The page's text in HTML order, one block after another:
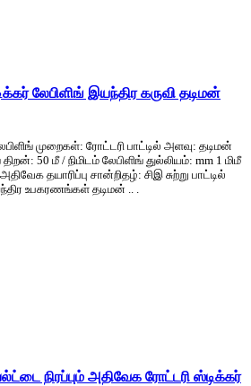
லேபிளிங் இயந்திர கருவி தடிமன்
முறைகள்: ரோட்டரி பாட்டில் அளவு: தடிமன்
50 மீ / நிமிடம் லேபிளிங் துல்லியம்: mm 1 மிமீ
தயாரிப்பு சான்றிதழ்: சிஇ சுற்று பாட்டில்
உபகரணங்கள் தடிமன் .. .
நிரப்பும் அதிவேக ரோட்டரி ஸ்டிக்கர்